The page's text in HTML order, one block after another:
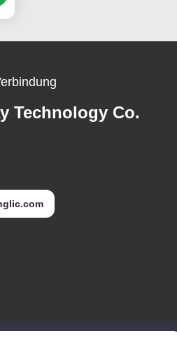
Technology Co.